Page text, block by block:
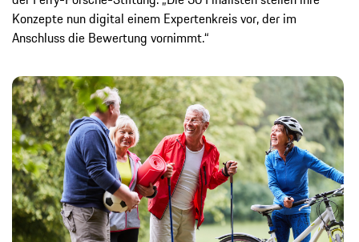
Konzepte nun digital einem Expertenkreis vor, der im
Anschluss die Bewertung vornimmt.“